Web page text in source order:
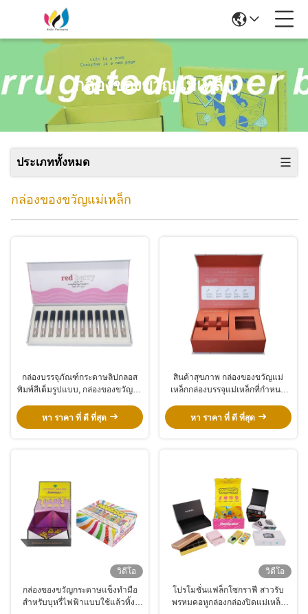
กล่องของขวัญแม่เหล็ก
ประเภททั้งหมด
กล่องของขวัญแม่เหล็ก
กล่องบรรจุภัณฑ์กระดาษลิปกลอส
พิมพ์สีเต็มรูปแบบ, กล่องของขวัญยา
หา ราคา ที่ ดี ที่สุด
สินค้าสุขภาพ กล่องของขวัญแม่
เหล็กกล่องบรรจุแม่เหล็กที่กําหนด
หา ราคา ที่ ดี ที่สุด
วิดีโอ
กล่องของขวัญกระดาษแข็งทำมือ
สำหรับบุหรี่ไฟฟ้าแบบใช้แล้วทิ้ง,
วิดีโอ
โปรโมชั่นแฟล็กโซกราฟี สาวรับ
พรหมคอหูกล่องกล่องปิดแม่เหล็ก